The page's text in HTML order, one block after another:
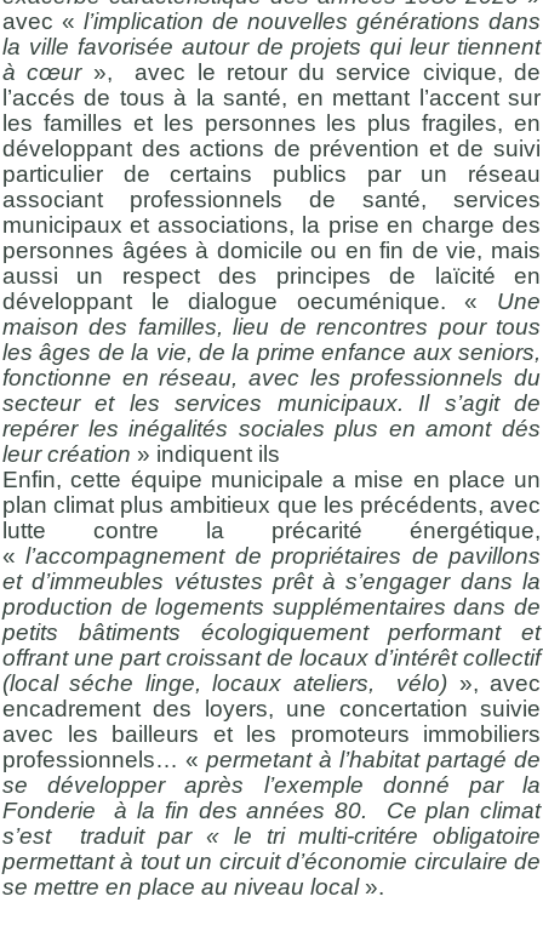
avec « l’implication de nouvelles générations dans
la ville favorisée autour de projets qui leur tiennent
à cœur », avec le retour du service civique, de
l’accés de tous à la santé, en mettant l’accent sur
les familles et les personnes les plus fragiles, en
développant des actions de prévention et de suivi
particulier de certains publics par un réseau
associant professionnels de santé, services
municipaux et associations, la prise en charge des
personnes âgées à domicile ou en fin de vie, mais
aussi un respect des principes de laïcité en
développant le dialogue oecuménique. « Une
maison des familles, lieu de rencontres pour tous
les âges de la vie, de la prime enfance aux seniors,
fonctionne en réseau, avec les professionnels du
secteur et les services municipaux. Il s’agit de
repérer les inégalités sociales plus en amont dés
leur création » indiquent ils
Enfin, cette équipe municipale a mise en place un
plan climat plus ambitieux que les précédents, avec
lutte contre la précarité énergétique,
«l’accompagnement de propriétaires de pavillons
et d’immeubles vétustes prêt à s’engager dans la
production de logements supplémentaires dans de
petits bâtiments écologiquement performant et
offrant une part croissant de locaux d’intérêt collectif
(local séche linge, locaux ateliers, vélo) », avec
encadrement des loyers, une concertation suivie
avec les bailleurs et les promoteurs immobiliers
professionnels… « permetant à l’habitat partagé de
se développer après l’exemple donné par la
Fonderie à la fin des années 80. Ce plan climat
s’est traduit par « le tri multi-critére obligatoire
permettant à tout un circuit d’économie circulaire de
se mettre en place au niveau local».